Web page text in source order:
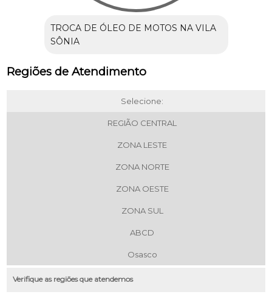
TROCA DE ÓLEO DE MOTOS NA VILA
SÔNIA
Regiões de Atendimento
Selecione:
REGIÃO CENTRAL
ZONA LESTE
ZONA NORTE
ZONA OESTE
ZONA SUL
ABCD
Osasco
Verifique as regiões que atendemos